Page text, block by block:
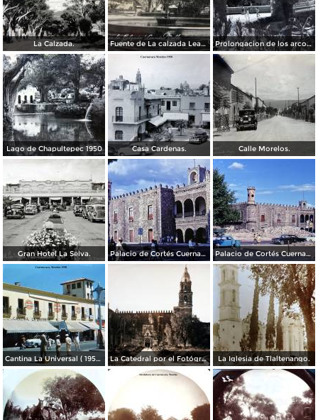
La Calzada. Fuente de La calzada Leandro Valle. Prolongacion de los arcos de Guadalupe.
Lago de Chapultepec 1950 Casa Cardenas. Calle Morelos.
Gran Hotel La Selva. Palacio de Cortés Cuernavaca Morelos 1967 Palacio de Cortés Cuernavaca Morelos 1967
Cantina La Universal ( 1950 ). La Catedral por el Fotógrafo Hugo Brehme. La Iglesia de Tlaltenango.